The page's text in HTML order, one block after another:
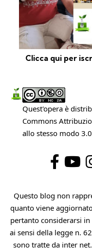
Clicca qui per
Quest'opera è
Commons
allo stesso modo
Questo blog non
quanto viene
pertanto considerarsi
ai sensi della legge n.
sono tratte da inter